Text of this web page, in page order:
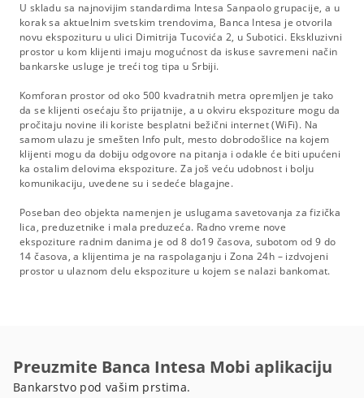
U skladu sa najnovijim standardima Intesa Sanpaolo grupacije, a u
korak sa aktuelnim svetskim trendovima, Banca Intesa je otvorila
novu ekspozituru u ulici Dimitrija Tucovića 2, u Subotici. Ekskluzivni
prostor u kom klijenti imaju mogućnost da iskuse savremeni način
bankarske usluge je treći tog tipa u Srbiji.
Komforan prostor od oko 500 kvadratnih metra opremljen je tako
da se klijenti osećaju što prijatnije, a u okviru ekspoziture mogu da
pročitaju novine ili koriste besplatni bežični internet (WiFi). Na
samom ulazu je smešten Info pult, mesto dobrodošlice na kojem
klijenti mogu da dobiju odgovore na pitanja i odakle će biti upućeni
ka ostalim delovima ekspoziture. Za još veću udobnost i bolju
komunikaciju, uvedene su i sedeće blagajne.
Poseban deo objekta namenjen je uslugama savetovanja za fizička
lica, preduzetnike i mala preduzeća. Radno vreme nove
ekspoziture radnim danima je od 8 do19 časova, subotom od 9 do
14 časova, a klijentima je na raspolaganju i Zona 24h – izdvojeni
prostor u ulaznom delu ekspoziture u kojem se nalazi bankomat.
Preuzmite Banca Intesa Mobi aplikaciju
Bankarstvo pod vašim prstima.